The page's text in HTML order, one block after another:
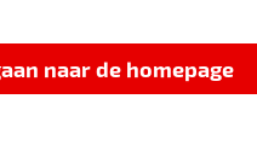
naar de homepage